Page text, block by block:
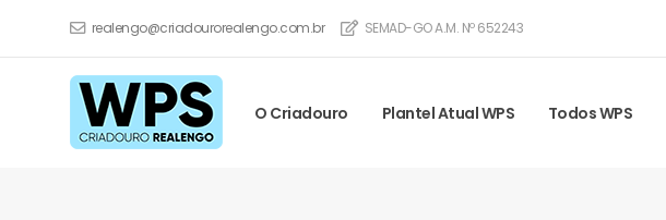
realengo@criadourorealengo.com.br SEMAD-GO A.M. Nº 652243
O Criadouro Plantel Atual WPS Todos WPS